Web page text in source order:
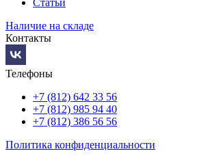
Наличие на складе
Контакты
Телефоны
+7 (812) 642 33 56
+7 (812) 985 94 40
+7 (812) 386 56 56
Политика конфиденциальности